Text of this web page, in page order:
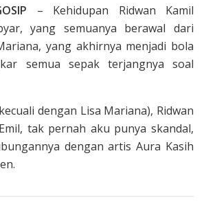
– Kehidupan Ridwan Kamil
yang semuanya berawal dari
yang akhirnya menjadi bola
semua sepak terjangnya soal
dengan Lisa Mariana), Ridwan
tak pernah aku punya skandal,
dengan artis Aura Kasih